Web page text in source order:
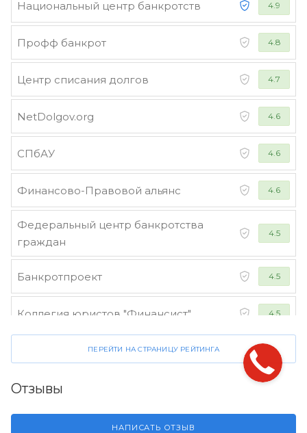
Национальный центр банкротств 4.9
Профф банкрот 4.8
Центр списания долгов 4.7
NetDolgov.org 4.6
СПбАУ 4.6
Финансово-Правовой альянс 4.6
Федеральный центр банкротства
граждан
4.5
Банкротпроект 4.5
Коллегия юристов "Финансист" 4.5
ПЕРЕЙТИ НА СТРАНИЦУ РЕЙТИНГА
Отзывы
НАПИСАТЬ ОТЗЫВ